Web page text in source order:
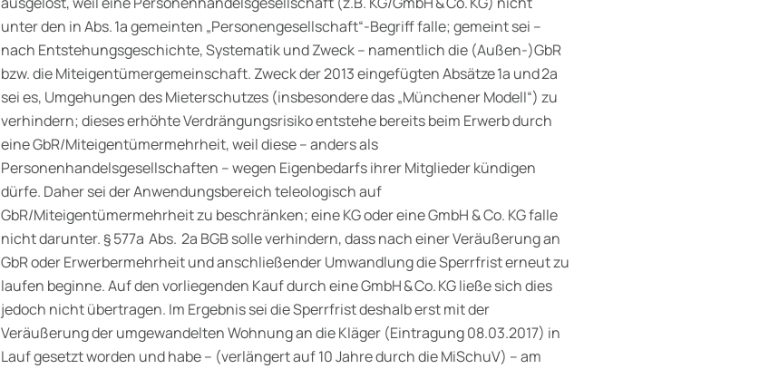
unter den in Abs. 1a gemeinten „Personengesellschaft“-Begriff falle; gemeint sei –
nach Entstehungsgeschichte, Systematik und Zweck – namentlich die (Außen‑)GbR
bzw. die Miteigentümergemeinschaft. Zweck der 2013 eingefügten Absätze 1a und 2a
sei es, Umgehungen des Mieterschutzes (insbesondere das „Münchener Modell“) zu
verhindern; dieses erhöhte Verdrängungsrisiko entstehe bereits beim Erwerb durch
eine GbR/Miteigentümermehrheit, weil diese – anders als
Personenhandelsgesellschaften – wegen Eigenbedarfs ihrer Mitglieder kündigen
dürfe. Daher sei der Anwendungsbereich teleologisch auf
GbR/Miteigentümermehrheit zu beschränken; eine KG oder eine GmbH & Co. KG falle
nicht darunter. § 577a Abs. 2a BGB solle verhindern, dass nach einer Veräußerung an
GbR oder Erwerbermehrheit und anschließender Umwandlung die Sperrfrist erneut zu
laufen beginne. Auf den vorliegenden Kauf durch eine GmbH & Co. KG ließe sich dies
jedoch nicht übertragen. Im Ergebnis sei die Sperrfrist deshalb erst mit der
Veräußerung der umgewandelten Wohnung an die Kläger (Eintragung 08.03.2017) in
Lauf gesetzt worden und habe – (verlängert auf 10 Jahre durch die MiSchuV) – am